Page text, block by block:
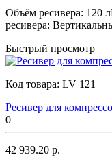
Объём ресивера: 120
ресивера:
Быстрый просмотр
Код товара: LV 121
Ресивер для
0
42 939.20 р.